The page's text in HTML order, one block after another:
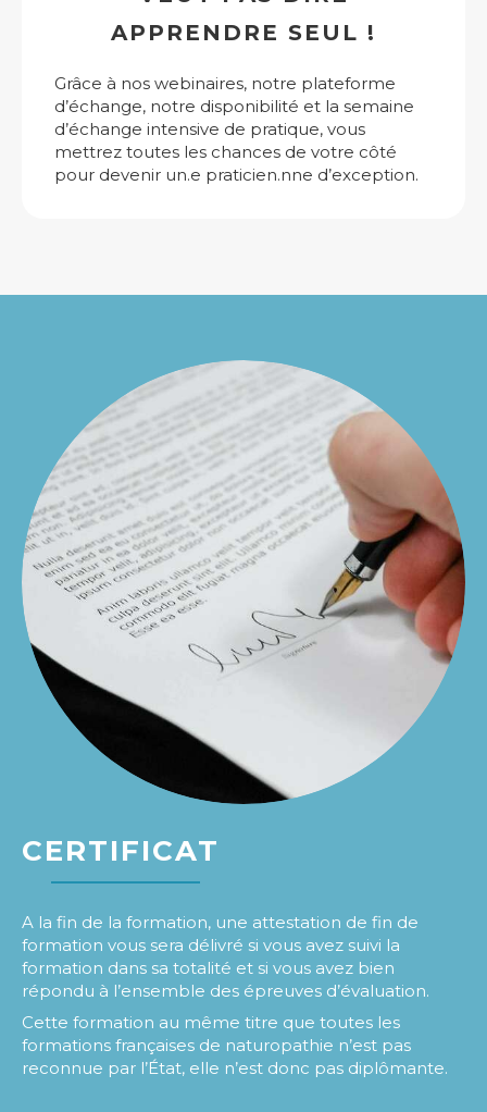
APPRENDRE SEUL !
Grâce à nos webinaires, notre plateforme
d’échange, notre disponibilité et la semaine
d’échange intensive de pratique, vous
mettrez toutes les chances de votre côté
pour devenir un.e praticien.nne d’exception.
CERTIFICAT
A la fin de la formation, une attestation de fin de
formation vous sera délivré si vous avez suivi la
formation dans sa totalité et si vous avez bien
répondu à l’ensemble des épreuves d’évaluation.
Cette formation au même titre que toutes les
formations françaises de naturopathie n’est pas
reconnue par l’État, elle n’est donc pas diplômante.